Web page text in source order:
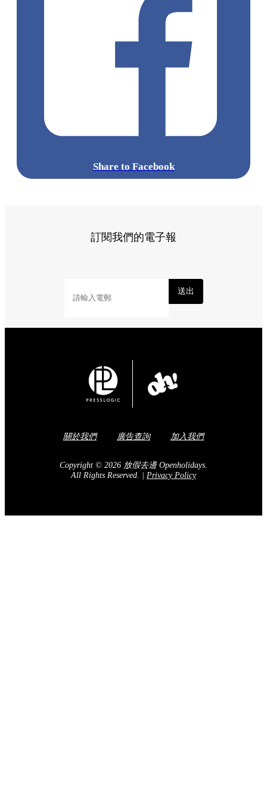
Share to Facebook
訂閱我們的電子報
送出
關於我們 廣告查詢 加入我們
Copyright © 2026 放假去邊 Openholidays.
All Rights Reserved.
Privacy Policy